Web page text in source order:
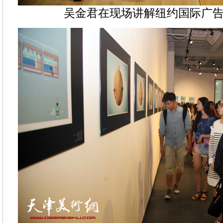
吴金君在现场讲解纽约国际广